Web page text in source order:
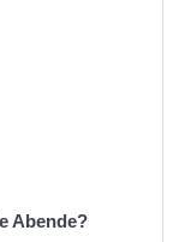
Abende?